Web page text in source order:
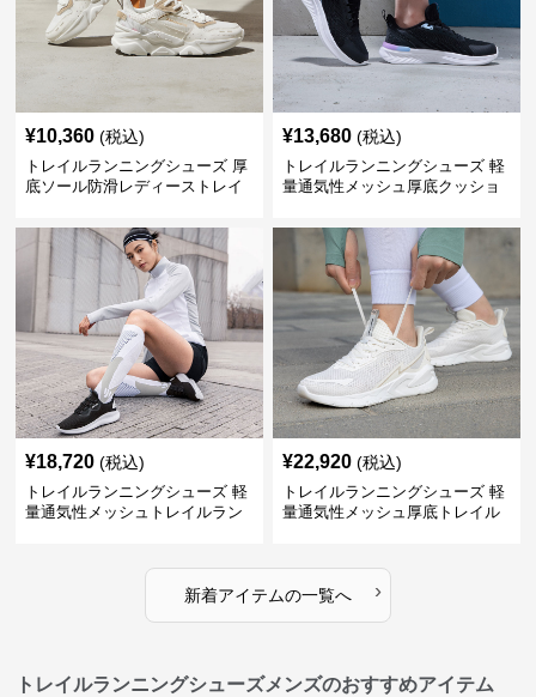
¥10,360 (税込)
トレイルランニングシューズ 厚
底ソール防滑レディーストレイ
¥13,680 (税込)
トレイルランニングシューズ 軽
量通気性メッシュ厚底クッショ
¥18,720 (税込)
トレイルランニングシューズ 軽
量通気性メッシュトレイルラン
¥22,920 (税込)
トレイルランニングシューズ 軽
量通気性メッシュ厚底トレイル
新着アイテムの一覧へ ›
トレイルランニングシューズメンズのおすすめアイテム